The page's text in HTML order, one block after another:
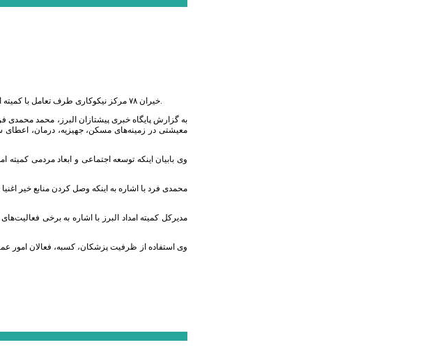
خیران ۷۸ مرکز نیکوکاری طرف تعامل با کمیته امداد امام (ره) استان البرز طی چهار ماه نخست سال ۹۸ رقمی معادل ۲۲۰ میلیارد ریال به مددجویان تحت حمایت این نهاد و سایر نیازمندان کمک کردند.
به گزارش پایگاه خبری پیشتازان البرز، محمد محمدی
محمدی فرد با اشاره به اینکه وصل کردن منابع خیر
مدیرکل کمیته امداد البرز با اشاره به برخی
وی استفاده از ظرفیت پزشکان، کسبه، فعالان امور